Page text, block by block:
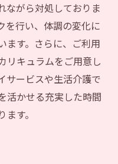
ながら対処しておりま
を行い、体調の変化に
ます。さらに、ご利用
リキュラムをご用意し
サービスや生活介護で
活かせる充実した時間
す。